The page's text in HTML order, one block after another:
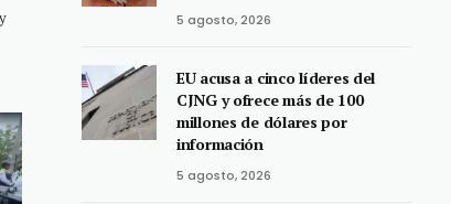
5 agosto, 2026
EU acusa a cinco líderes del
CJNG y ofrece más de 100
millones de dólares por
información
5 agosto, 2026